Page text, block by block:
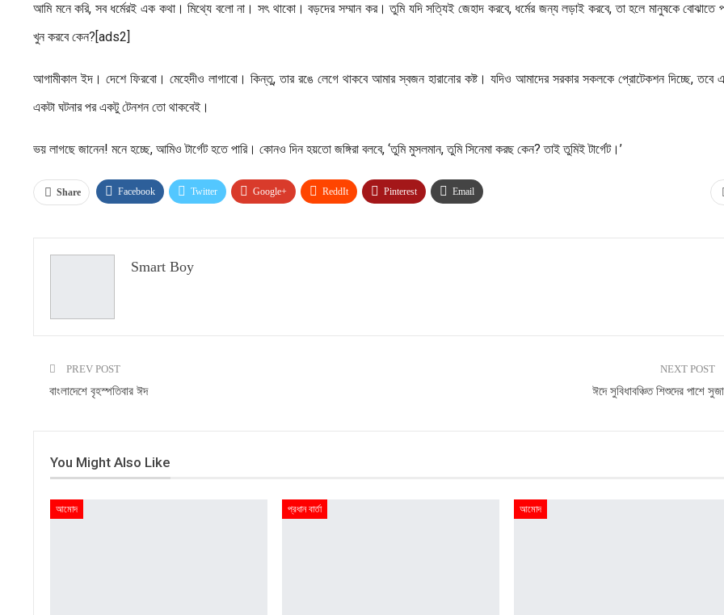
আমি মনে করি, সব ধর্মেরই এক কথা। মিথ্যে বলো না। সৎ থাকো। বড়দের সম্মান কর। তুমি যদি সত্যিই জেহাদ করবে, ধর্মের জন্য লড়াই করবে, তা হলে মানুষকে বোঝাতে
খুন করবে কেন?[ads2]
আগামীকাল ইদ। দেশে ফিরবো। মেহেদীও লাগাবো। কিন্তু, তার রঙে লেগে থাকবে আমার স্বজন হারানোর কষ্ট। যদিও আমাদের সরকার সকলকে প্রোটেকশন দিচ্ছে, তবে
একটা ঘটনার পর একটু টেনশন তো থাকবেই।
ভয় লাগছে জানেন! মনে হচ্ছে, আমিও টার্গেট হতে পারি। কোনও দিন হয়তো জঙ্গিরা বলবে, ‘তুমি মুসলমান, তুমি সিনেমা করছ কেন? তাই তুমিই টার্গেট।’
Share Facebook Twitter Google+ ReddIt Pinterest Email
Smart Boy
PREV POST
বাংলাদেশে বৃহস্পতিবার ঈদ
NEXT POST
ঈদে সুবিধাবঞ্চিত শিশুদের পাশে
You Might Also Like
আমোদ প্রধান বার্তা আমোদ